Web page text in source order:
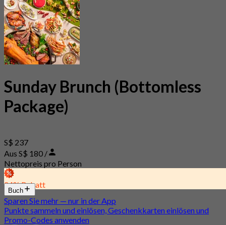
Sunday Brunch (Bottomless
Package)
S$ 237
Aus S$ 180 /
Nettopreis pro Person
24% Rabatt
Buch
Sparen Sie mehr — nur in der App
Punkte sammeln und einlösen, Geschenkkarten einlösen und
Promo-Codes anwenden